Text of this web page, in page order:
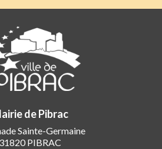
de Pibrac
Sainte-Germaine
31820 PIBRAC